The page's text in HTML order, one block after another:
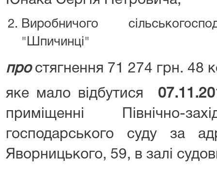
Виробничого
"Шпичинці"
про стягнення 71 274 грн. 48
яке мало відбутися
приміщенні Північно-
господарського суду за
Яворницького, 59, в залі